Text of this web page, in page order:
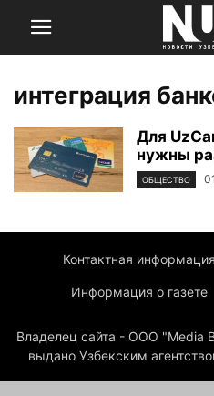
интеграция
Для
нужны
ОБЩЕСТВО
Контактная информация
Информация о газете
Владелец сайта - ООО "Media
выдано Узбекским